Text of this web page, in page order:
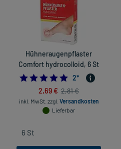
Hühneraugenpflaster
Comfort hydrocolloid, 6 St
5.0
2*
2,69 € 2,81 €
inkl. MwSt. zzgl. Versandkosten
Lieferbar